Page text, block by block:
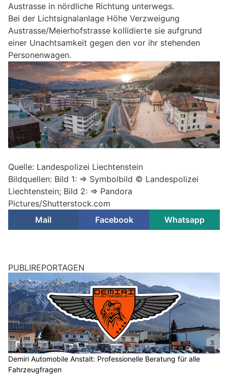
Austrasse in nördliche Richtung unterwegs.
Bei der Lichtsignalanlage Höhe Verzweigung
Austrasse/Meierhofstrasse kollidierte sie aufgrund
einer Unachtsamkeit gegen den vor ihr stehenden
Personenwagen.
Quelle: Landespolizei Liechtenstein
Bildquellen: Bild 1: => Symbolbild © Landespolizei
Liechtenstein; Bild 2: => Pandora
Pictures/Shutterstock.com
Mail
Facebook Whatsapp
PUBLIREPORTAGEN
Demiri Automobile Anstalt: Professionelle Beratung für alle
Fahrzeugfragen